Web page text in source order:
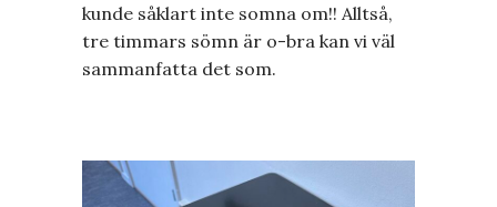
kunde såklart inte somna om!! Alltså,
tre timmars sömn är o-bra kan vi väl
sammanfatta det som.